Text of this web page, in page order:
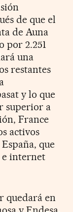
de que el
de Auna
por 2.251
una
restantes
y lo que
superior a
France
activos
que
e internet
quedará en